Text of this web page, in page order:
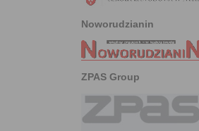
Noworudzianin
ZPAS Group